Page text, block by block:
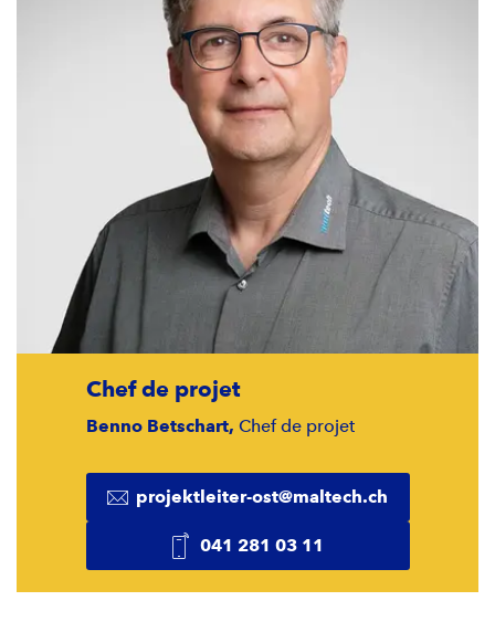
Chef de projet
Benno Betschart, Chef de projet
projektleiter-ost@maltech.ch
041 281 03 11